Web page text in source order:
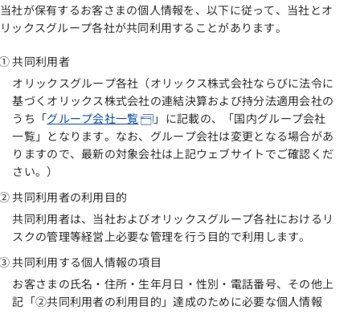
当社が保有するお客さまの個人情報を、以下に従って、当社とオ
リックスグループ各社が共同利用することがあります。
共同利用者
オリックスグループ各社（オリックス株式会社ならびに法令に
基づくオリックス株式会社の連結決算および持分法適用会社の
うち「グループ会社一覧
」に記載の、「国内グループ会社
一覧」となります。なお、グループ会社は変更となる場合があ
りますので、最新の対象会社は上記ウェブサイトでご確認くだ
さい。）
共同利用者の利用目的
共同利用者は、当社およびオリックスグループ各社におけるリ
スクの管理等経営上必要な管理を行う目的で利用します。
共同利用する個人情報の項目
お客さまの氏名・住所・生年月日・性別・電話番号、その他上
記「②共同利用者の利用目的」達成のために必要な個人情報